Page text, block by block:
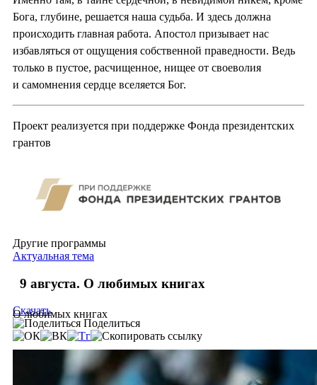
Бога, глубине, решается наша судьба. И здесь должна
происходить главная работа. Апостол призывает нас
избавляться от ощущения собственной праведности. Ведь
только в пустое, расчищенное, нищее от своеволия
и самомнения сердце вселяется Бог.
Проект реализуется при поддержке Фонда президентских
грантов
Другие программы
Актуальная тема
9 августа. О любимых книгах
О любимых книгах
Скачать
Поделиться